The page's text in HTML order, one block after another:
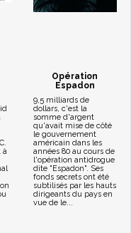
à
Opération
Espadon
9,5 milliards de
dollars, c'est la
somme d'argent
qu'avait mise de côté
le gouvernement
américain dans les
années 80 au cours de
l'opération antidrogue
dite "Espadon". Ses
fonds secrets ont été
subtilisés par les hauts
dirigeants du pays en
vue de le...